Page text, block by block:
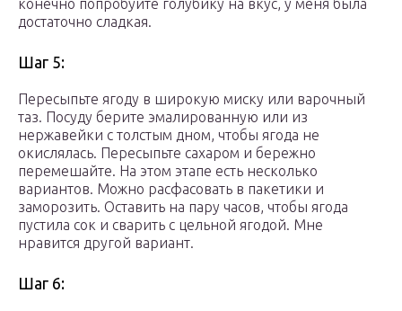
конечно попробуйте голубику на вкус, у меня была
достаточно сладкая.
Шаг 5:
Пересыпьте ягоду в широкую миску или варочный
таз. Посуду берите эмалированную или из
нержавейки с толстым дном, чтобы ягода не
окислялась. Пересыпьте сахаром и бережно
перемешайте. На этом этапе есть несколько
вариантов. Можно расфасовать в пакетики и
заморозить. Оставить на пару часов, чтобы ягода
пустила сок и сварить с цельной ягодой. Мне
нравится другой вариант.
Шаг 6: